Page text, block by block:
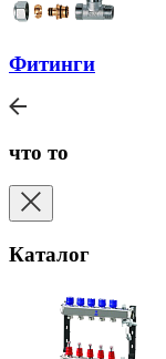
Фитинги
что то
Каталог